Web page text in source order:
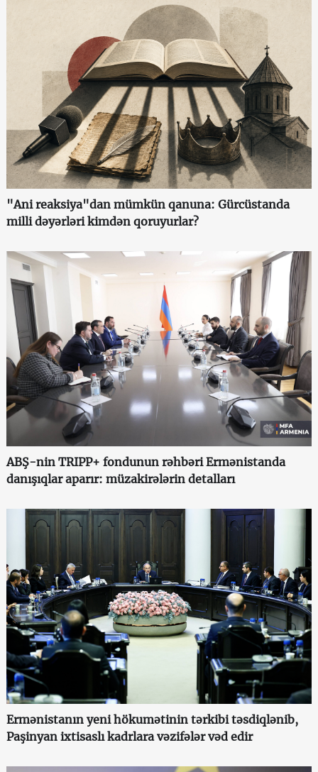
"Ani reaksiya"dan mümkün qanuna: Gürcüstanda
milli dəyərləri kimdən qoruyurlar?
ABŞ-nin TRIPP+ fondunun rəhbəri Ermənistanda
danışıqlar aparır: müzakirələrin detalları
Ermənistanın yeni hökumətinin tərkibi təsdiqlənib,
Paşinyan ixtisaslı kadrlara vəzifələr vəd edir